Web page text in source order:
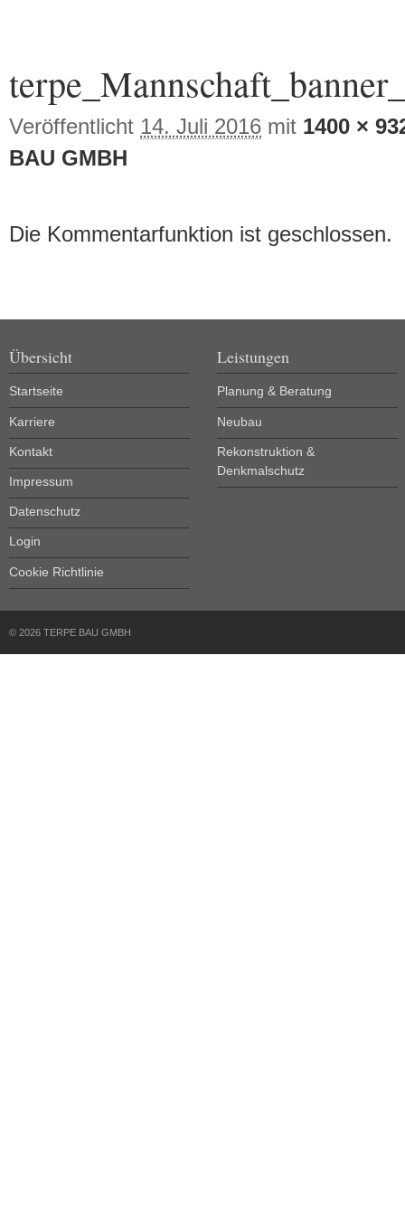
Veröffentlicht 14. Juli 2016 mit 1400 ×
BAU GMBH
Die Kommentarfunktion ist geschlossen.
Übersicht
Startseite
Karriere
Kontakt
Impressum
Datenschutz
Login
Cookie Richtlinie
Leistungen
Planung & Beratung
Neubau
Rekonstruktion &
Denkmalschutz
© 2026 TERPE BAU GMBH